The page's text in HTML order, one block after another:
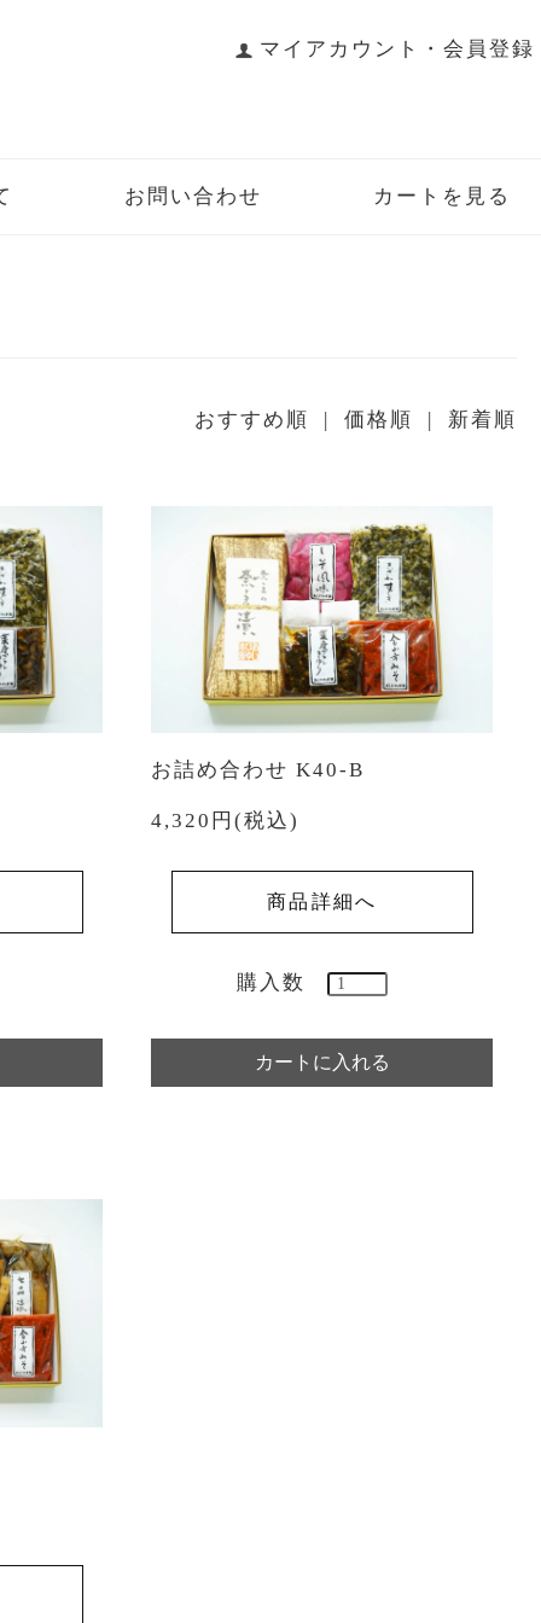
マイアカウント・会員登録
お問い合わせ カートを見る
おすすめ順 | 価格順 | 新着順
お詰め合わせ K40-B
4,320円(税込)
商品詳細へ
購入数